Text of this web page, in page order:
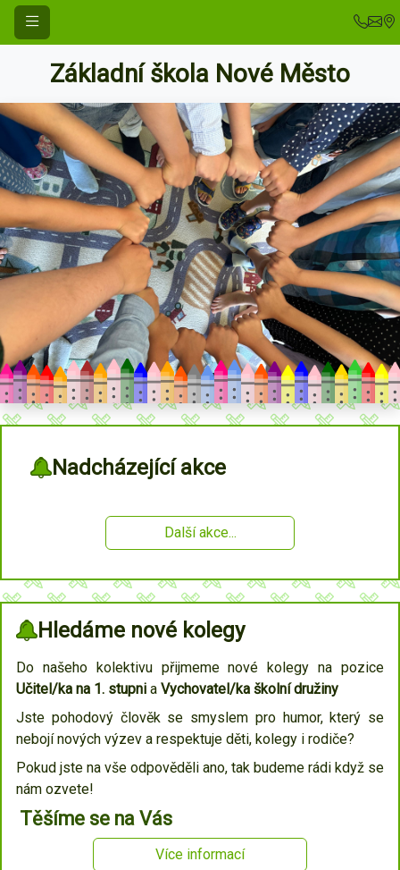
Základní škola Nové Město
Nadcházející akce
Další akce...
Hledáme nové kolegy
Do našeho kolektivu přijmeme nové kolegy na pozice
Učitel/ka na 1. stupni a Vychovatel/ka školní družiny
Jste pohodový člověk se smyslem pro humor, který se
nebojí nových výzev a respektuje děti, kolegy i rodiče?
Pokud jste na vše odpověděli ano, tak budeme rádi když se
nám ozvete!
Těšíme se na Vás
Více informací